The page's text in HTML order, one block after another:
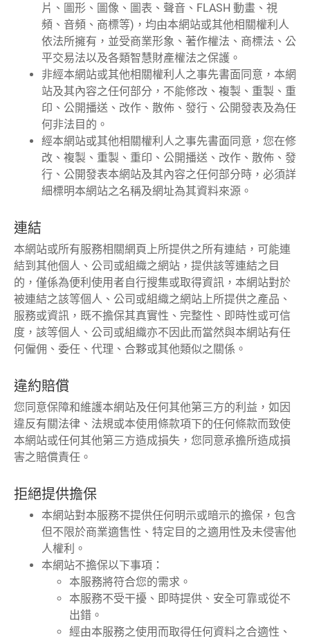
片、圖形、圖像、圖表、聲音、FLASH 動畫、視
頻、音頻、商標等)，均由本網站或其他相關權利人
依法所擁有，並受商業形象、著作權法、商標法、公
平交易法以及各類智慧財產權法之保護。
非經本網站或其他相關權利人之事先書面同意，本網
站及其內容之任何部分，不能修改、複製、重製、重
印、公開播送、改作、散佈、發行、公開發表及為任
何非法目的。
經本網站或其他相關權利人之事先書面同意，您在修
改、複製、重製、重印、公開播送、改作、散佈、發
行、公開發表本網站及其內容之任何部分時，必須詳
細標明本網站之名稱及網址為其資料來源。
連結
本網站或所有服務相關網頁上所提供之所有連結，可能連
結到其他個人、公司或組織之網站，提供該等連結之目
的，僅係為便利使用者自行搜集或取得資訊，本網站對於
被連結之該等個人、公司或組織之網站上所提供之產品、
服務或資訊，既不擔保其真實性、完整性、即時性或可信
度，該等個人、公司或組織亦不因此而當然與本網站有任
何僱佣、委任、代理、合夥或其他類似之關係。
違約賠償
您同意保障和維護本網站及任何其他第三方的利益，如因
違反有關法律、法規或本使用條款項下的任何條款而致使
本網站或任何其他第三方造成損失，您同意承擔所造成損
害之賠償責任。
拒絕提供擔保
本網站對本服務不提供任何明示或暗示的擔保，包含
但不限於商業適售性、特定目的之適用性及未侵害他
人權利。
本網站不擔保以下事項：
本服務將符合您的需求。
本服務不受干擾、即時提供、安全可靠或從不
出錯。
經由本服務之使用而取得任何資料之合適性、